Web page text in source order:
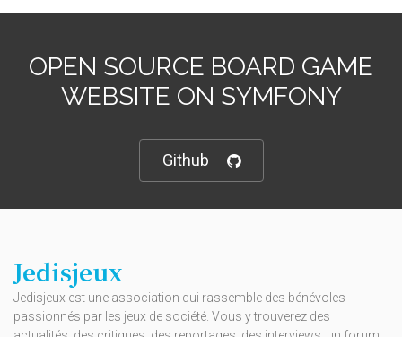
OPEN SOURCE BOARD GAME
WEBSITE ON SYMFONY
Github
Jedisjeux
Jedisjeux est une association qui rassemble des bénévoles
passionnés par les jeux de société. Vous y trouverez des